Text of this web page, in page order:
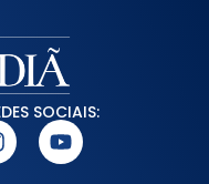
SOCIAIS: